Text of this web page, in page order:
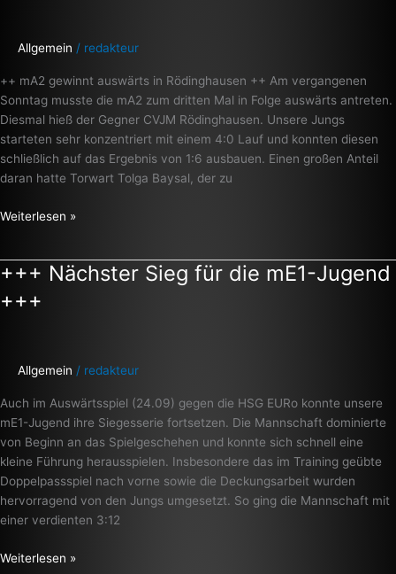
Allgemein / redakteur
++ mA2 gewinnt auswärts in Rödinghausen ++ Am vergangenen
Sonntag musste die mA2 zum dritten Mal in Folge auswärts antreten.
Diesmal hieß der Gegner CVJM Rödinghausen. Unsere Jungs
starteten sehr konzentriert mit einem 4:0 Lauf und konnten diesen
schließlich auf das Ergebnis von 1:6 ausbauen. Einen großen Anteil
daran hatte Torwart Tolga Baysal, der zu
+++
Weiterlesen »
+++ Nächster Sieg für die mE1-Jugend
+++
Allgemein / redakteur
Auch im Auswärtsspiel (24.09) gegen die HSG EURo konnte unsere
mE1-Jugend ihre Siegesserie fortsetzen. Die Mannschaft dominierte
von Beginn an das Spielgeschehen und konnte sich schnell eine
kleine Führung herausspielen. Insbesondere das im Training geübte
Doppelpassspiel nach vorne sowie die Deckungsarbeit wurden
hervorragend von den Jungs umgesetzt. So ging die Mannschaft mit
einer verdienten 3:12
+++
Sieg
mE1-
+++
Weiterlesen »